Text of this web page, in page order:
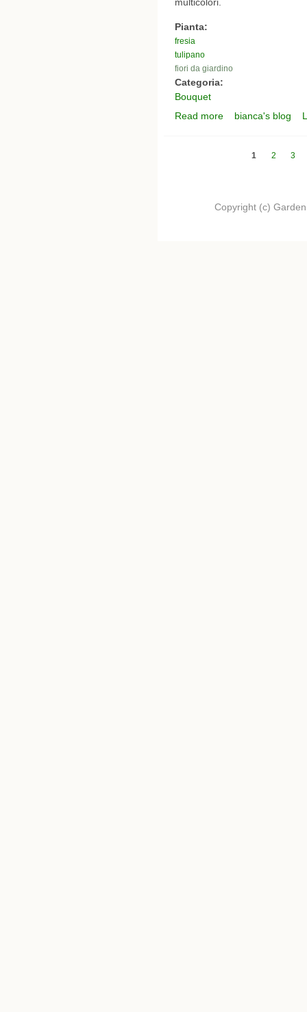
Pianta:
fresia
tulipano
fiori da giardino
Categoria:
Bouquet
Read more about i miei bouquet
bianca's blog
1 2 3
Copyright (c)